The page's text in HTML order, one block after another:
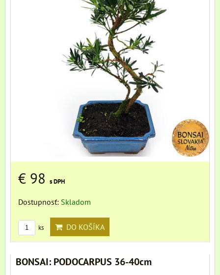
€ 98 s DPH
Dostupnosť: Skladom
ks DO KOŠÍKA
BONSAI: PODOCARPUS 36-40cm